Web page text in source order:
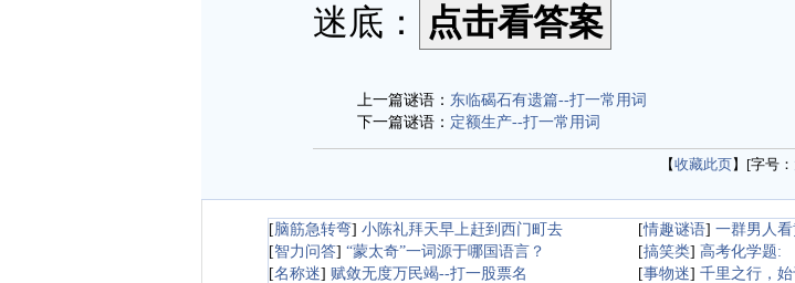
迷底：
上一篇谜语： 东临碣石有遗篇--打一常用词
下一篇谜语： 定额生产--打一常用词
【收藏此页】[字号：
[脑筋急转弯] 小陈礼拜天早上赶到西门町去 [情趣谜语] 一群男人
[智力问答] “蒙太奇”一词源于哪国语言？ [搞笑类] 高考化学题:
[名称迷] 赋敛无度万民竭--打一股票名 [事物迷] 千里之行，